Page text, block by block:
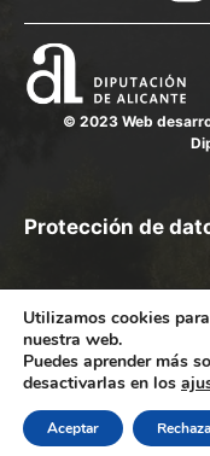
© 2023 Web
Protección de
Utilizamos cookies
nuestra web.
Puedes aprender más
desactivarlas en los
Aceptar